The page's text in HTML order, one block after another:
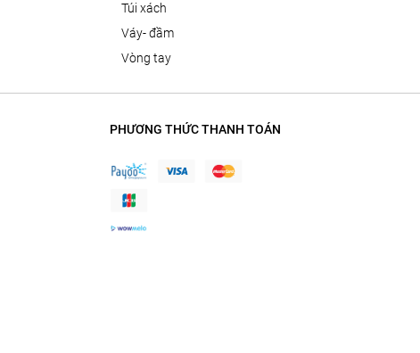
túi xách
váy- đầm
vòng tay
PHƯƠNG THỨC THANH TOÁN